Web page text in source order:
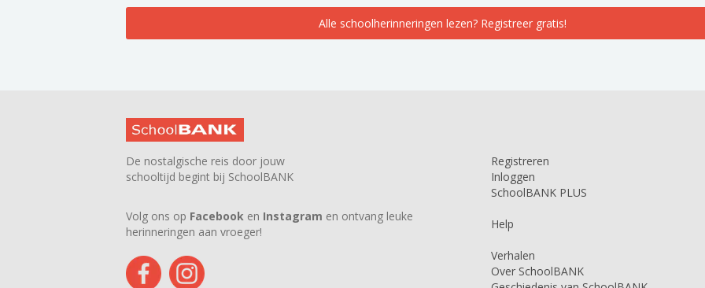
Alle schoolherinneringen lezen? Registreer gratis!
De nostalgische reis door jouw
schooltijd begint bij SchoolBANK
Volg ons op Facebook en Instagram en ontvang leuke
herinneringen aan vroeger!
Registreren
Inloggen
SchoolBANK PLUS
Help
Verhalen
Over SchoolBANK